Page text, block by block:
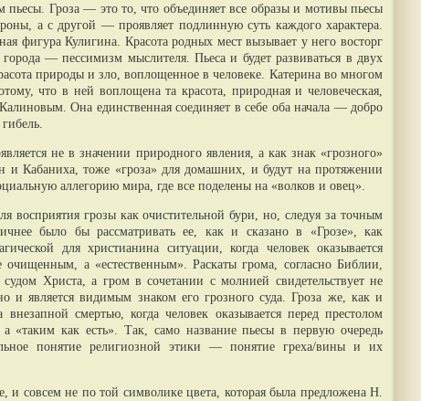
пьесы. Гроза — это то, что объединяет все образы и мотивы пьесы
а с другой — проявляет подлинную суть каждого характера.
фигура Кулигина. Красота родных мест вызывает у него восторг
города — пессимизм мыслителя. Пьеса и будет развиваться в двух
природы и зло, воплощенное в человеке. Катерина во многом
что в ней воплощена та красота, природная и человеческая,
Она единственная соединяет в себе оба начала — добро
не в значении природного явления, а как знак «грозного»
Кабаниха, тоже «гроза» для домашних, и будут на протяжении
аллегорию мира, где все поделены на «волков и овец».
восприятия грозы как очистительной бури, но, следуя за точным
было бы рассматривать ее, как и сказано в «Грозе», как
для христианина ситуации, когда человек оказывается
очищенным, а «естественным». Раскаты грома, согласно Библии,
Христа, а гром в сочетании с молнией свидетельствует не
и является видимым знаком его грозного суда. Гроза же, как и
смертью, когда человек оказывается перед престолом
«таким как есть». Так, само название пьесы в первую очередь
понятие религиозной этики — понятие греха/вины и их
и совсем не по той символике цвета, которая была предложена Н.